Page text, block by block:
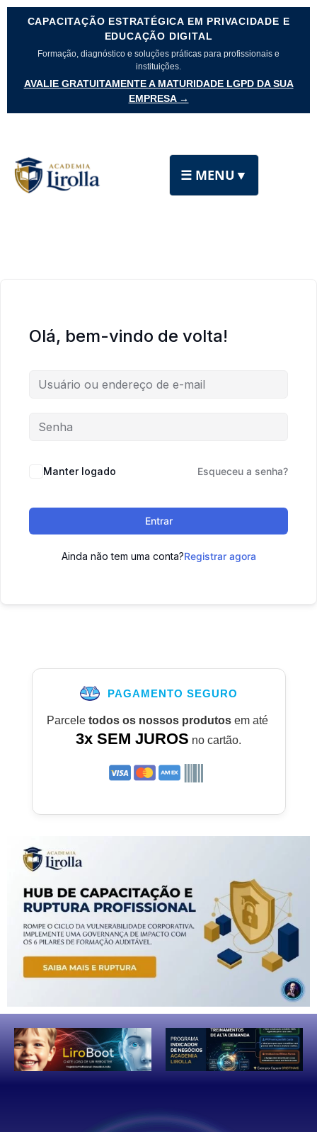
CAPACITAÇÃO ESTRATÉGICA EM PRIVACIDADE E
EDUCAÇÃO DIGITAL
Formação, diagnóstico e soluções práticas para profissionais e
instituições.
AVALIE GRATUITAMENTE A MATURIDADE LGPD DA SUA
EMPRESA →
☰ MENU ▼
Olá, bem-vindo de volta!
Manter logado Esqueceu a senha?
Entrar
Ainda não tem uma conta?Registrar agora
PAGAMENTO SEGURO
Parcele todos os nossos produtosem até
3x SEM JUROS no cartão.